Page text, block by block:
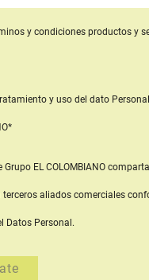
y condiciones productos y
y uso del dato Personal
Grupo EL COLOMBIANO
terceros aliados comerciales
Datos Personal.